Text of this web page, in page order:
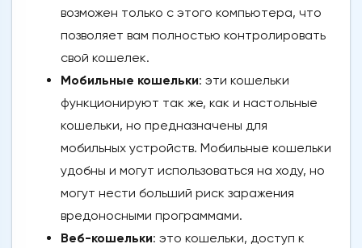
возможен только с этого компьютера, что
позволяет вам полностью контролировать
свой кошелек.
Мобильные кошельки: эти кошельки
функционируют так же, как и настольные
кошельки, но предназначены для
мобильных устройств. Мобильные кошельки
удобны и могут использоваться на ходу, но
могут нести больший риск заражения
вредоносными программами.
Веб-кошельки: это кошельки, доступ к